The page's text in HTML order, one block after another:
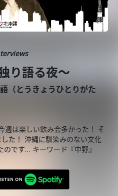
り語る夜〜
（とうきょうひとりがた
週は楽しい飲み会多かった！ そ
た！ 沖縄に馴染みのない文化
です… キーワード『中野』